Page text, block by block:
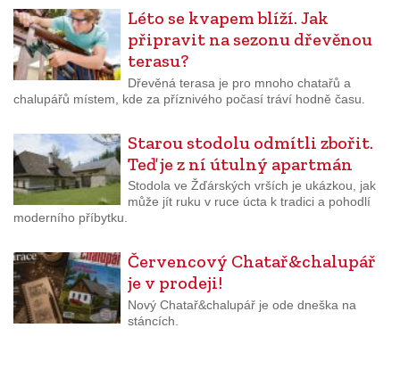
Léto se kvapem blíží. Jak
připravit na sezonu dřevěnou
terasu?
Dřevěná terasa je pro mnoho chatařů a
chalupářů místem, kde za příznivého počasí tráví hodně času.
Starou stodolu odmítli zbořit.
Teď je z ní útulný apartmán
Stodola ve Žďárských vrších je ukázkou, jak
může jít ruku v ruce úcta k tradici a pohodlí
moderního příbytku.
Červencový Chatař&chalupář
je v prodeji!
Nový Chatař&chalupář je ode dneška na
stáncích.